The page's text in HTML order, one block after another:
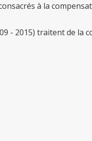
à la
- 2015) traitent de la